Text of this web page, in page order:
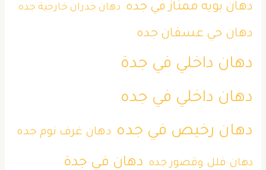
دهان بويه ممتاز في جده دهان جدران خارجية جده
دهان حي عسفان جده
دهان داخلي في جدة
دهان داخلي في جده
دهان رخيص في جده دهان غرف نوم جده
دهان فلل وقصور جده دهان في جدة